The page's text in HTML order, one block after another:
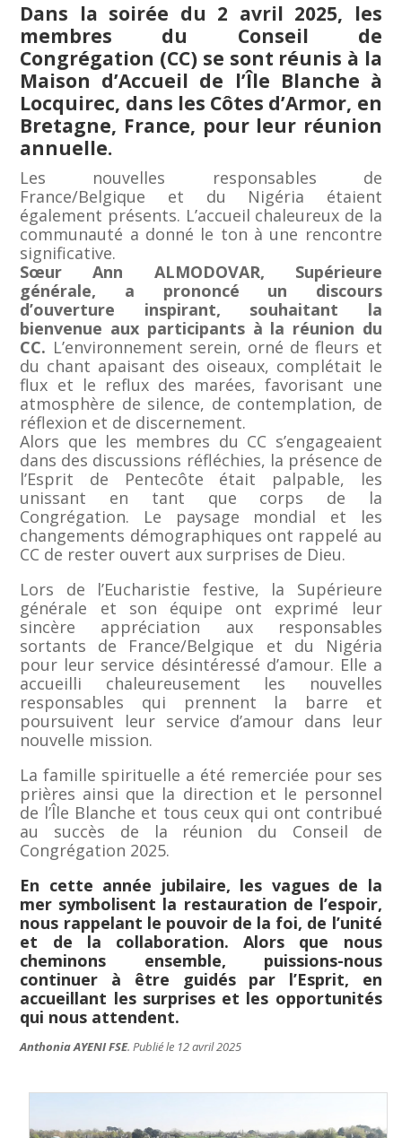
Dans la soirée du 2 avril 2025, les
membres du Conseil de
Congrégation (CC) se sont réunis à la
Maison d’Accueil de l’Île Blanche à
Locquirec, dans les Côtes d’Armor, en
Bretagne, France, pour leur réunion
annuelle.
Les nouvelles responsables de
France/Belgique et du Nigéria étaient
également présents. L’accueil chaleureux de la
communauté a donné le ton à une rencontre
significative.
Sœur Ann ALMODOVAR, Supérieure
générale, a prononcé un discours
d’ouverture inspirant, souhaitant la
bienvenue aux participants à la réunion du
CC. L’environnement serein, orné de fleurs et
du chant apaisant des oiseaux, complétait le
flux et le reflux des marées, favorisant une
atmosphère de silence, de contemplation, de
réflexion et de discernement.
Alors que les membres du CC s’engageaient
dans des discussions réfléchies, la présence de
l’Esprit de Pentecôte était palpable, les
unissant en tant que corps de la
Congrégation. Le paysage mondial et les
changements démographiques ont rappelé au
CC de rester ouvert aux surprises de Dieu.
Lors de l’Eucharistie festive, la Supérieure
générale et son équipe ont exprimé leur
sincère appréciation aux responsables
sortants de France/Belgique et du Nigéria
pour leur service désintéressé d’amour. Elle a
accueilli chaleureusement les nouvelles
responsables qui prennent la barre et
poursuivent leur service d’amour dans leur
nouvelle mission.
La famille spirituelle a été remerciée pour ses
prières ainsi que la direction et le personnel
de l’Île Blanche et tous ceux qui ont contribué
au succès de la réunion du Conseil de
Congrégation 2025.
En cette année jubilaire, les vagues de la
mer symbolisent la restauration de l’espoir,
nous rappelant le pouvoir de la foi, de l’unité
et de la collaboration. Alors que nous
cheminons ensemble, puissions-nous
continuer à être guidés par l’Esprit, en
accueillant les surprises et les opportunités
qui nous attendent.
Anthonia AYENI FSE. Publié le 12 avril 2025